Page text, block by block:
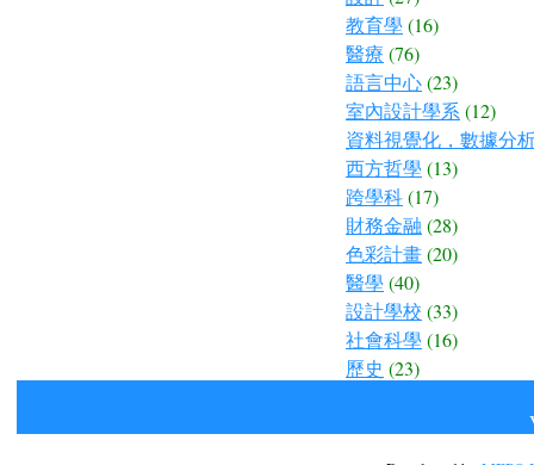
教育學(16)
醫療 (76)
語言中心(23)
室內設計學系(12)
資料視覺化，數據分
西方哲學(13)
跨學科(17)
財務金融 (28)
色彩計畫(20)
醫學(40)
設計學校 (33)
社會科學(16)
歷史 (23)